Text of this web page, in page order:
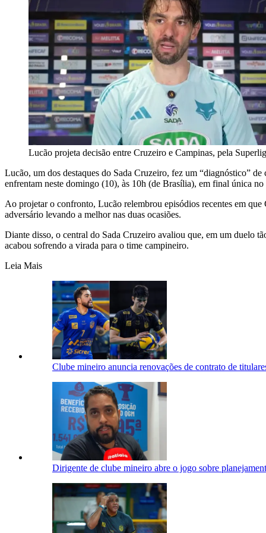
Lucão projeta decisão entre Cruzeiro e Campinas, pela
Lucão, um dos destaques do Sada Cruzeiro, fez um “diagnóstico”
enfrentam neste domingo (10), às 10h (de Brasília), em final única
Ao projetar o confronto, Lucão relembrou episódios recentes em
adversário levando a melhor nas duas ocasiões.
Diante disso, o central do Sada Cruzeiro avaliou que, em um duelo
acabou sofrendo a virada para o time campineiro.
Leia Mais
Clube mineiro anuncia renovações de contrato de
Dirigente de clube mineiro abre o jogo sobre